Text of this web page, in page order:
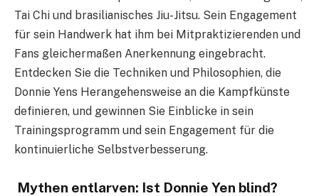
Tai Chi und brasilianisches Jiu-Jitsu. Sein Engagement
für sein Handwerk hat ihm bei Mitpraktizierenden und
Fans gleichermaßen Anerkennung eingebracht.
Entdecken Sie die Techniken und Philosophien, die
Donnie Yens Herangehensweise an die Kampfkünste
definieren, und gewinnen Sie Einblicke in sein
Trainingsprogramm und sein Engagement für die
kontinuierliche Selbstverbesserung.
Mythen entlarven: Ist Donnie Yen blind?